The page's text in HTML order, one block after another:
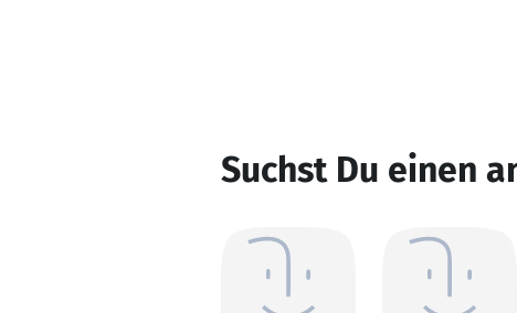
Suchst Du einen